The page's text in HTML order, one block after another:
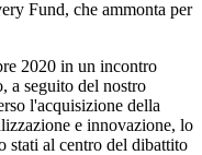
Fund, che ammonta per
2020 in un incontro
a seguito del nostro
l'acquisizione della
e innovazione, lo
stati al centro del dibattito